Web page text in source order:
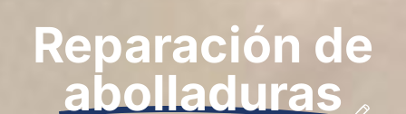
Reparación de
abolladuras